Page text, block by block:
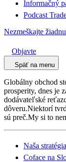
Informačný
Podcast
Nezmeškajte
Objavte
Späť na menu
Globálny obchod
prosperity, dnes je
dodávateľské
dôveru.Niektorí
sú preč.My si to
Naša stratégia
Coface na